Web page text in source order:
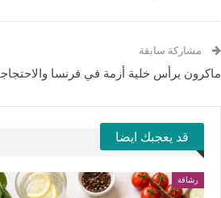
مشاركة سابقة
ماكرون يرأس خلية أزمة في فرنسا
قد يعجبك ايضا
رشاقة